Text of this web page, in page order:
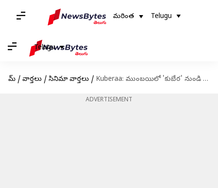
మరింత Telugu
Telugu
హోమ్ / వార్తలు / సినిమా వార్తలు / Kuberaa: ముంబయిలో 'కుబేర' నుండి 'పీ పీ డుమ్‌ డుమ్‌' పాట గ్రాండ్ లాంచ్
ADVERTISEMENT